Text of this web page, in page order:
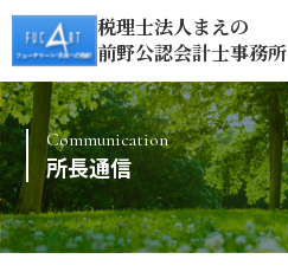
税理士法人まえの
前野公認会計士事務所
Communication
所長通信